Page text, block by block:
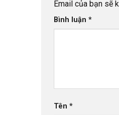
Email của bạn sẽ
Bình luận *
Tên *